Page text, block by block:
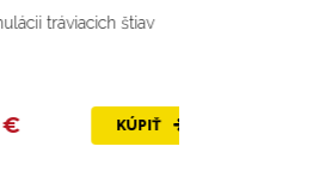
štiav
KÚPIŤ 7,20 €